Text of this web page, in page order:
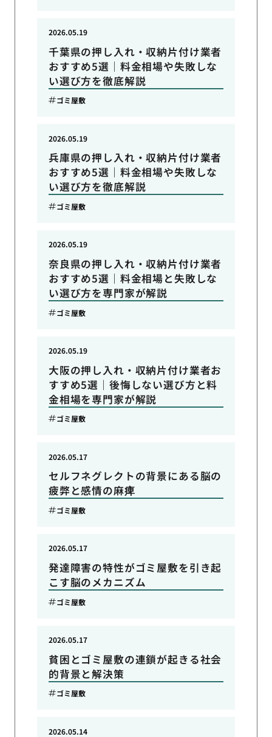
千葉県の押し入れ・収納片付け業者
おすすめ5選｜料金相場や失敗しな
い選び方を徹底解説
2026.05.19
ゴミ屋敷
兵庫県の押し入れ・収納片付け業者
おすすめ5選｜料金相場や失敗しな
い選び方を徹底解説
2026.05.19
ゴミ屋敷
奈良県の押し入れ・収納片付け業者
おすすめ5選｜料金相場と失敗しな
い選び方を専門家が解説
2026.05.19
ゴミ屋敷
大阪の押し入れ・収納片付け業者お
すすめ5選｜後悔しない選び方と料
金相場を専門家が解説
2026.05.19
ゴミ屋敷
セルフネグレクトの背景にある脳の
疲弊と感情の麻痺
2026.05.17
ゴミ屋敷
発達障害の特性がゴミ屋敷を引き起
こす脳のメカニズム
2026.05.17
ゴミ屋敷
貧困とゴミ屋敷の連鎖が起きる社会
的背景と解決策
2026.05.17
ゴミ屋敷
2026.05.14